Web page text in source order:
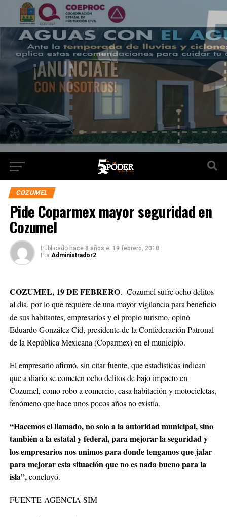
COZUMEL
Pide Coparmex mayor seguridad en
Cozumel
Publicado hace 8 años el 19 febrero, 2018
Por Administrador2
COZUMEL, 19 DE FEBRERO.- Cozumel sufre ocho delitos
al día, por lo que requiere de una mayor vigilancia para beneficio
de sus habitantes, empresarios y el propio turismo, opinó
Eduardo González Cid, presidente de la Confederación Patronal
de la República Mexicana (Coparmex) en el municipio.
El empresario afirmó, sin citar fuente, que estadísticas indican
que a diario se cometen ocho delitos de bajo impacto en
Cozumel, como robo a comercio, casa habitación y motocicletas,
fenómeno que hace unos pocos años no existía.
“Hacemos el llamado, no solo a la autoridad municipal, sino
también a la estatal y federal, para mejorar la seguridad y
los empresarios nos unimos para donde tengamos que jalar
para mejorar esta situación que no es nada bueno para la
isla”,concluyó.
FUENTE AGENCIA SIM